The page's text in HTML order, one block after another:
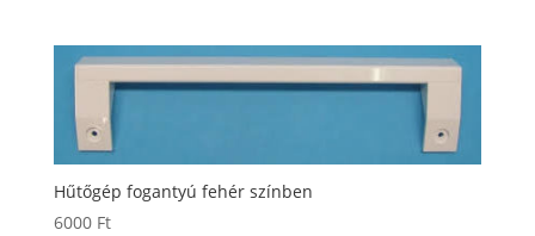
Hűtőgép fogantyú fehér színben
6000 Ft